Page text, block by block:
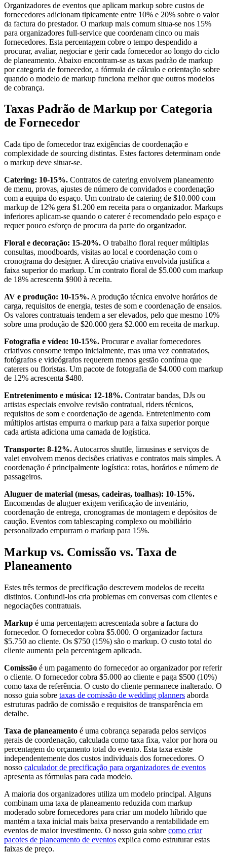
Organizadores de eventos que aplicam markup sobre custos de
fornecedores adicionam tipicamente entre 10% e 20% sobre o valor
da factura do prestador. O markup mais comum situa-se nos 15%
para organizadores full-service que coordenam cinco ou mais
fornecedores. Esta percentagem cobre o tempo despendido a
procurar, avaliar, negociar e gerir cada fornecedor ao longo do ciclo
de planeamento. Abaixo encontram-se as taxas padrão de markup
por categoria de fornecedor, a fórmula de cálculo e orientação sobre
quando o modelo de markup funciona melhor que outros modelos
de cobrança.
Taxas Padrão de Markup por Categoria
de Fornecedor
Cada tipo de fornecedor traz exigências de coordenação e
complexidade de sourcing distintas. Estes factores determinam onde
o markup deve situar-se.
Catering: 10-15%. Contratos de catering envolvem planeamento
de menu, provas, ajustes de número de convidados e coordenação
com a equipa do espaço. Um contrato de catering de $10.000 com
markup de 12% gera $1.200 em receita para o organizador. Markups
inferiores aplicam-se quando o caterer é recomendado pelo espaço e
requer pouco esforço de procura da parte do organizador.
Floral e decoração: 15-20%. O trabalho floral requer múltiplas
consultas, moodboards, visitas ao local e coordenação com o
cronograma do designer. A direcção criativa envolvida justifica a
faixa superior do markup. Um contrato floral de $5.000 com markup
de 18% acrescenta $900 à receita.
AV e produção: 10-15%. A produção técnica envolve horários de
carga, requisitos de energia, testes de som e coordenação de ensaios.
Os valores contratuais tendem a ser elevados, pelo que mesmo 10%
sobre uma produção de $20.000 gera $2.000 em receita de markup.
Fotografia e vídeo: 10-15%. Procurar e avaliar fornecedores
criativos consome tempo inicialmente, mas uma vez contratados,
fotógrafos e videógrafos requerem menos gestão contínua que
caterers ou floristas. Um pacote de fotografia de $4.000 com markup
de 12% acrescenta $480.
Entretenimento e música: 12-18%. Contratar bandas, DJs ou
artistas especiais envolve revisão contratual, riders técnicos,
requisitos de som e coordenação de agenda. Entretenimento com
múltiplos artistas empurra o markup para a faixa superior porque
cada artista adiciona uma camada de logística.
Transporte: 8-12%. Autocarros shuttle, limusinas e serviços de
valet envolvem menos decisões criativas e contratos mais simples. A
coordenação é principalmente logística: rotas, horários e número de
passageiros.
Aluguer de material (mesas, cadeiras, toalhas): 10-15%.
Encomendas de aluguer exigem verificação de inventário,
coordenação de entrega, cronogramas de montagem e depósitos de
caução. Eventos com tablescaping complexo ou mobiliário
personalizado empurram o markup para 15%.
Markup vs. Comissão vs. Taxa de
Planeamento
Estes três termos de precificação descrevem modelos de receita
distintos. Confundi-los cria problemas em conversas com clientes e
negociações contratuais.
Markup é uma percentagem acrescentada sobre a factura do
fornecedor. O fornecedor cobra $5.000. O organizador factura
$5.750 ao cliente. Os $750 (15%) são o markup. O custo total do
cliente aumenta pela percentagem aplicada.
Comissão é um pagamento do fornecedor ao organizador por referir
o cliente. O fornecedor cobra $5.000 ao cliente e paga $500 (10%)
como taxa de referência. O custo do cliente permanece inalterado. O
nosso guia sobre taxas de comissão de wedding planners aborda
estruturas padrão de comissão e requisitos de transparência em
detalhe.
Taxa de planeamento é uma cobrança separada pelos serviços
gerais de coordenação, calculada como taxa fixa, valor por hora ou
percentagem do orçamento total do evento. Esta taxa existe
independentemente dos custos individuais dos fornecedores. O
nosso calculador de precificação para organizadores de eventos
apresenta as fórmulas para cada modelo.
A maioria dos organizadores utiliza um modelo principal. Alguns
combinam uma taxa de planeamento reduzida com markup
moderado sobre fornecedores para criar um modelo híbrido que
mantém a taxa inicial mais baixa preservando a rentabilidade em
eventos de maior investimento. O nosso guia sobre como criar
pacotes de planeamento de eventos explica como estruturar estas
faixas de preço.